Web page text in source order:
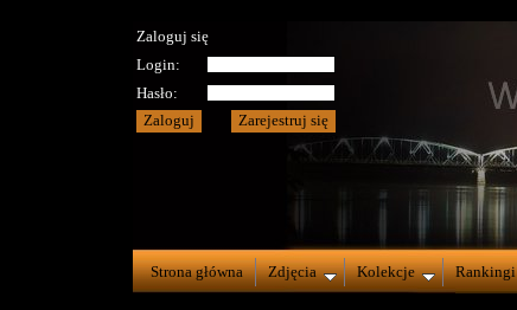
Zaloguj się
Login:
Hasło:
Strona główna Zdjęcia Kolekcje Rankingi